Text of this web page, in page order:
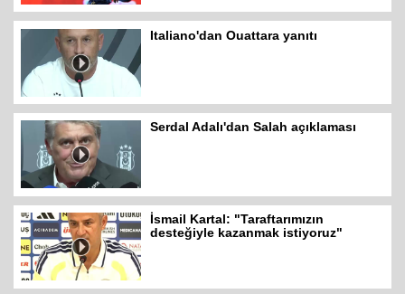
Italiano'dan Ouattara yanıtı
Serdal Adalı'dan Salah açıklaması
İsmail Kartal: "Taraftarımızın
desteğiyle kazanmak istiyoruz"